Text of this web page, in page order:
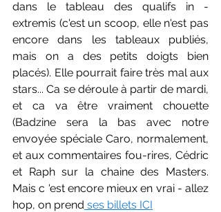
dans le tableau des qualifs in -
extremis (c'est un scoop, elle n'est pas
encore dans les tableaux publiés,
mais on a des petits doigts bien
placés). Elle pourrait faire très mal aux
stars... Ca se déroule à partir de mardi,
et ca va être vraiment chouette
(Badzine sera la bas avec notre
envoyée spéciale Caro, normalement,
et aux commentaires fou-rires, Cédric
et Raph sur la chaine des Masters.
Mais c 'est encore mieux en vrai - allez
hop, on prend ses billets ICI